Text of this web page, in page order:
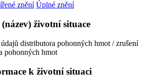
znění Úplné znění
životní situace
distributora pohonných hmot / zrušení
pohonných hmot
k životní situaci